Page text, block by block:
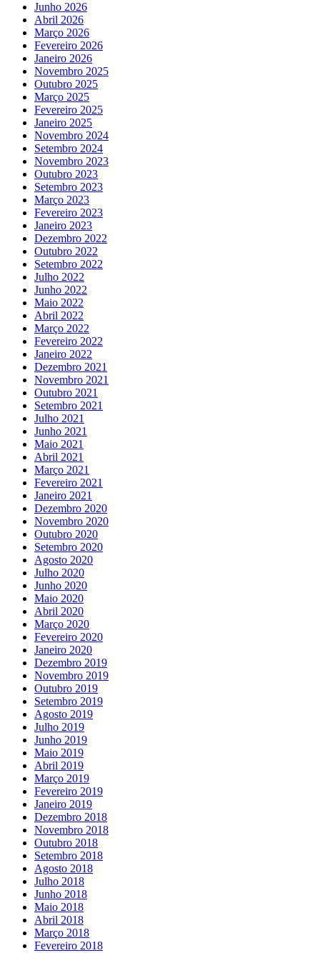
Junho 2026
Abril 2026
Março 2026
Fevereiro 2026
Janeiro 2026
Novembro 2025
Outubro 2025
Março 2025
Fevereiro 2025
Janeiro 2025
Novembro 2024
Setembro 2024
Novembro 2023
Outubro 2023
Setembro 2023
Março 2023
Fevereiro 2023
Janeiro 2023
Dezembro 2022
Outubro 2022
Setembro 2022
Julho 2022
Junho 2022
Maio 2022
Abril 2022
Março 2022
Fevereiro 2022
Janeiro 2022
Dezembro 2021
Novembro 2021
Outubro 2021
Setembro 2021
Julho 2021
Junho 2021
Maio 2021
Abril 2021
Março 2021
Fevereiro 2021
Janeiro 2021
Dezembro 2020
Novembro 2020
Outubro 2020
Setembro 2020
Agosto 2020
Julho 2020
Junho 2020
Maio 2020
Abril 2020
Março 2020
Fevereiro 2020
Janeiro 2020
Dezembro 2019
Novembro 2019
Outubro 2019
Setembro 2019
Agosto 2019
Julho 2019
Junho 2019
Maio 2019
Abril 2019
Março 2019
Fevereiro 2019
Janeiro 2019
Dezembro 2018
Novembro 2018
Outubro 2018
Setembro 2018
Agosto 2018
Julho 2018
Junho 2018
Maio 2018
Abril 2018
Março 2018
Fevereiro 2018